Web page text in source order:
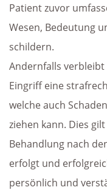
Patient zuvor
Wesen, Bedeutung
schildern.
Andernfalls
Eingriff eine
welche auch
ziehen kann. Dies
Behandlung nach
erfolgt und
persönlich und